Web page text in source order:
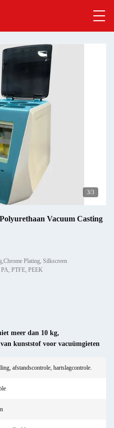
1/3
Vacuum Casting
Plating, Silkscreen
PTFE, PEEK
meer dan 10 kg,
van kunststof voor vacuümgieten
afstandscontrole, hartslagcontrole.